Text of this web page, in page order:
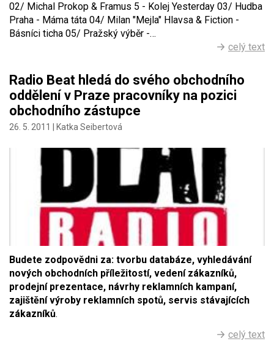
02/ Michal Prokop & Framus 5 - Kolej Yesterday 03/ Hudba
Praha - Máma táta 04/ Milan "Mejla" Hlavsa & Fiction -
Básníci ticha 05/ Pražský výběr -…
celý text
Radio Beat hledá do svého obchodního
oddělení v Praze pracovníky na pozici
obchodního zástupce
26. 5. 2011 | Katka Seibertová
Budete zodpovědni za: tvorbu databáze, vyhledávání
nových obchodních příležitostí, vedení zákazníků,
prodejní prezentace, návrhy reklamních kampaní,
zajištění výroby reklamních spotů, servis stávajících
zákazníků.
celý text